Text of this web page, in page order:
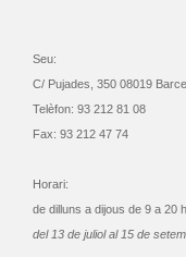
Seu:
C/ Pujades, 350 08019
Telèfon: 93 212 81 08
Fax: 93 212 47 74
Horari:
de dilluns a dijous de 9 a 20
del 13 de juliol al 15 de